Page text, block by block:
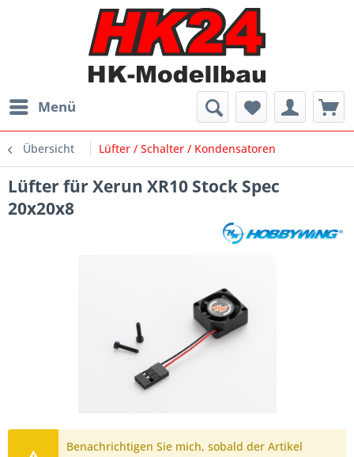
Menü
Übersicht Lüfter / Schalter / Kondensatoren
Lüfter für Xerun XR10 Stock Spec
20x20x8
Benachrichtigen Sie mich, sobald der Artikel